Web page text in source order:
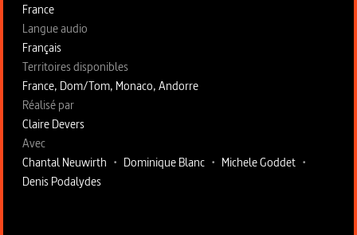
France
Langue audio
Français
Territoires disponibles
France, Dom/Tom, Monaco, Andorre
Fiche technique section droite
Réalisé par
Claire Devers
Avec
Chantal Neuwirth • Dominique Blanc • Michele Goddet •
Denis Podalydes